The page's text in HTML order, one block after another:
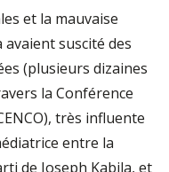
et la mau­vaise
suscité des
(plusieurs dizaines
la Conférence
très influente
entre la
de Jo­seph Kabila, et